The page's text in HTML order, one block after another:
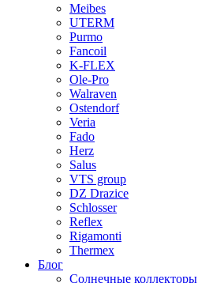
Meibes
UTERM
Purmo
Fancoil
K-FLEX
Ole-Pro
Walraven
Ostendorf
Veria
Fado
Herz
Salus
VTS group
DZ Drazice
Schlosser
Reflex
Rigamonti
Thermex
Блог
Солнечные коллекторы